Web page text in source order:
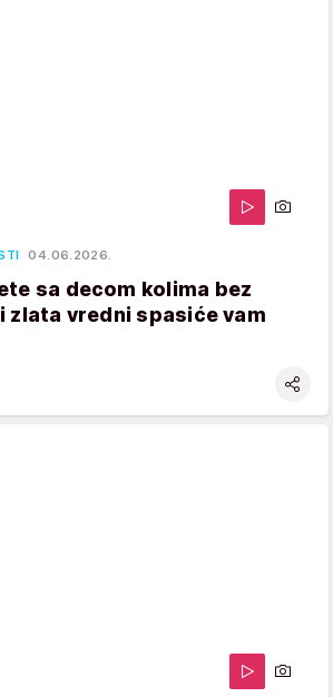
04.06.2026.
sa decom kolima bez
zlata vredni spasiće vam